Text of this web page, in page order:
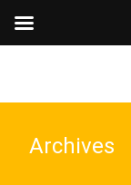
Archives